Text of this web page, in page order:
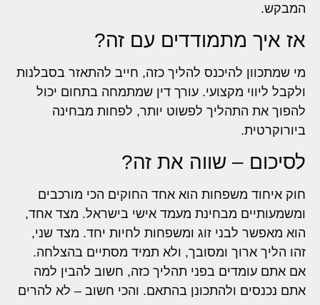
המבקש.
אז איך מתמודדים עם זה?
מי שמתכוון להיכנס להליך כזה, חייב להתאזר בסבלנות
ולקבל ליווי מקצועי. עורך דין שמתמחה בתחום יכול
להפוך את התהליך לפשוט יותר, לפחות מבחינה
ביורוקרטית.
לסיכום – שווה את זה?
חוק איחוד משפחות הוא אחד החוקים הכי מורכבים
ומשמעותיים מבחינת מעמד אישי בישראל. מצד אחד,
הוא מאפשר לבני זוג ומשפחות לחיות יחד. מצד שני,
זהו הליך ארוך ומסובך, ולא תמיד מסתיים בהצלחה.
אם אתם עומדים בפני תהליך כזה, חשוב להבין למה
אתם נכנסים ולהתכונן בהתאם. והכי חשוב – לא להרים